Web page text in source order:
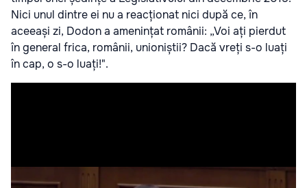
Nici unul dintre ei nu a reacționat nici după ce, în
aceeași zi, Dodon a amenințat românii: „Voi ați pierdut
în general frica, românii, unioniștii? Dacă vreți s-o luați
în cap, o s-o luați!".